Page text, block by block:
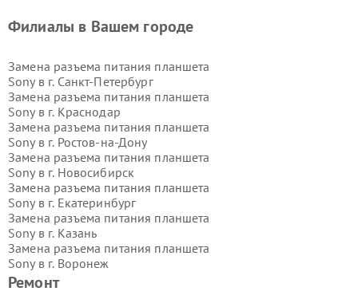
Ремонт
Филиалы в Вашем городе
Замена разъема питания планшета
Sony в г. Санкт-Петербург
Замена разъема питания планшета
Sony в г. Краснодар
Замена разъема питания планшета
Sony в г. Ростов-на-Дону
Замена разъема питания планшета
Sony в г. Новосибирск
Замена разъема питания планшета
Sony в г. Екатеринбург
Замена разъема питания планшета
Sony в г. Казань
Замена разъема питания планшета
Sony в г. Воронеж
Замена разъема питания планшета
Sony в г.Волгоград